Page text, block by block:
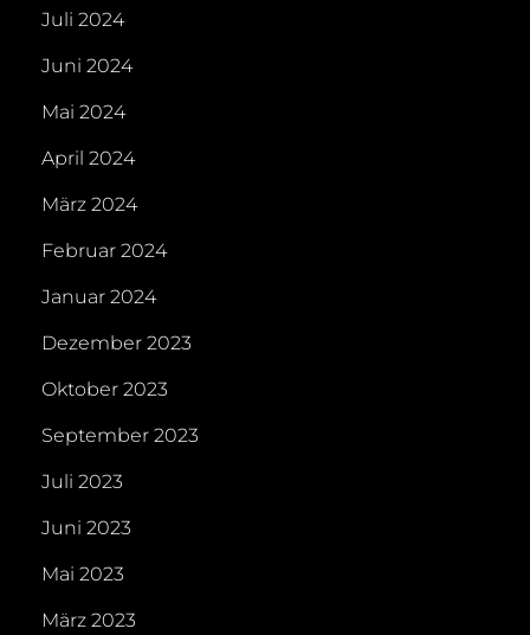
Juli 2024
Juni 2024
Mai 2024
April 2024
März 2024
Februar 2024
Januar 2024
Dezember 2023
Oktober 2023
September 2023
Juli 2023
Juni 2023
Mai 2023
März 2023